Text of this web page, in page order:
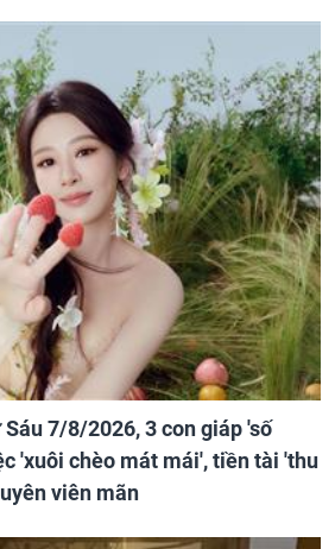
7/8/2026, 3 con giáp 'số
'xuôi chèo mát mái', tiền tài 'thu
viên mãn